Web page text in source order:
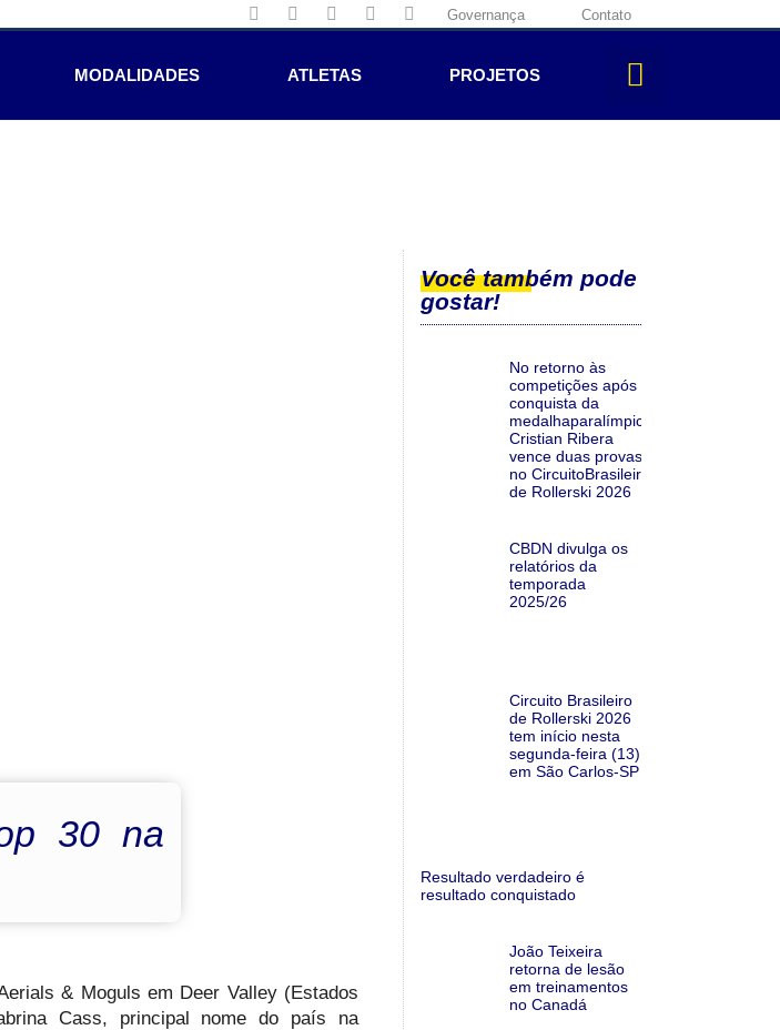
Governança Contato
MODALIDADES ATLETAS PROJETOS
30 na
& Moguls em Deer Valley (Estados
Cass, principal nome do país na
Você também pode
gostar!
No retorno às
competições após a
conquista da
medalhaparalímpica,
Cristian Ribera
vence duas provas
no CircuitoBrasileiro
de Rollerski 2026
CBDN divulga os
relatórios da
temporada
2025/26
Circuito Brasileiro
de Rollerski 2026
tem início nesta
segunda-feira (13)
em São Carlos-SP
Resultado verdadeiro é
resultado conquistado
João Teixeira
retorna de lesão
em treinamentos
no Canadá